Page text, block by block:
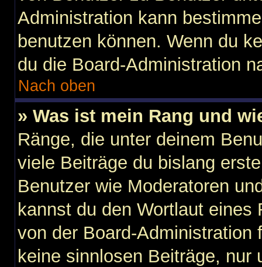
Administration kann
benutzen können. Wenn du
du die Board-Administration
Nach oben
» Was ist mein Rang und
Ränge, die unter deinem
viele Beiträge du bislang
Benutzer wie Moderatoren
kannst du den Wortlaut
von der Board-
keine sinnlosen Beiträge,